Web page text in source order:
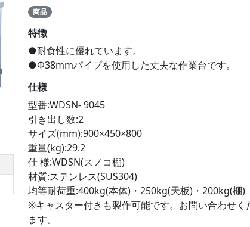
商品
特徴
●耐食性に優れています。
●Φ38mmパイプを使用した丈夫な作業台です。
仕様
型番:WDSN- 9045
引き出し数:2
サイズ(mm):900×450×800
重量(kg):29.2
仕 様:WDSN(スノコ棚)
材質:ステンレス(SUS304)
均等耐荷重:400kg(本体)・250kg(天板)・200kg(棚)
※キャスター付きも製作可能です。お問い合わせ
ます。